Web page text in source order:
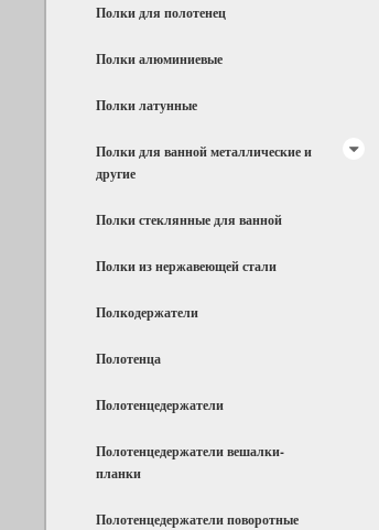
Полки для полотенец
Полки алюминиевые
Полки латунные
Полки для ванной металлические и
другие
Полки стеклянные для ванной
Полки из нержавеющей стали
Полкодержатели
Полотенца
Полотенцедержатели
Полотенцедержатели вешалки-
планки
Полотенцедержатели поворотные